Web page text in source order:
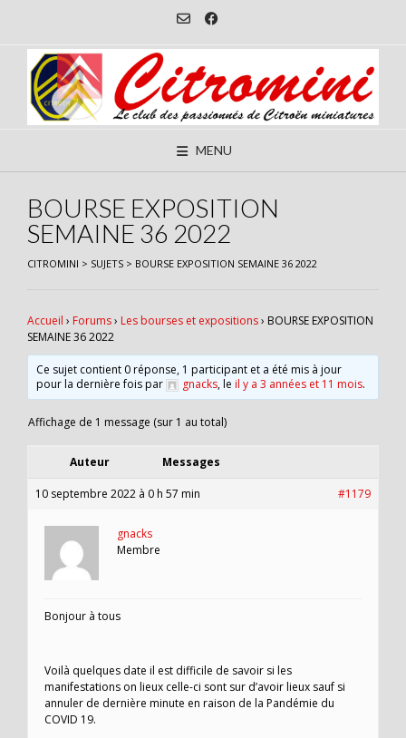
content
MENU
BOURSE EXPOSITION
SEMAINE 36 2022
CITROMINI > SUJETS > BOURSE EXPOSITION SEMAINE 36 2022
Accueil › Forums› Les bourses et expositions› BOURSE EXPOSITION
SEMAINE 36 2022
Ce sujet contient 0 réponse, 1 participant et a été mis à jour
pour la dernière fois par
gnacks, leil y a 3 années et 11 mois.
Affichage de 1 message (sur 1 au total)
Auteur Messages
10 septembre 2022 à 0 h 57 min #1179
gnacks
Membre
Bonjour à tous
Voilà quelques date il est difficile de savoir si les
manifestations on lieux celle-ci sont sur d’avoir lieux sauf si
annuler de dernière minute en raison de la Pandémie du
COVID 19.